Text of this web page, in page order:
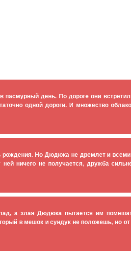
пасмурный день. По дороге они
одной дороги. И множество
рождения. Но Дюдюка не дремлет и всеми
ничего не получается, дружба
а злая Дюдюка пытается им
в мешок и сундук не положешь, но от